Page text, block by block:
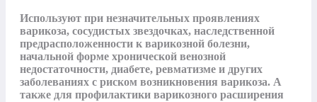
Используют при незначительных проявлениях
варикоза, сосудистых звездочках, наследственной
предрасположенности к варикозной болезни,
начальной форме хронической венозной
недостаточности, диабете, ревматизме и других
заболеваниях с риском возникновения варикоза. А
также для профилактики варикозного расширения